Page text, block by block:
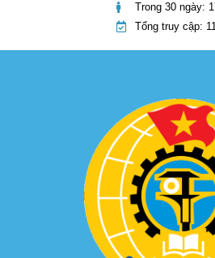
Trong 30 ngày:
Tổng truy cập: